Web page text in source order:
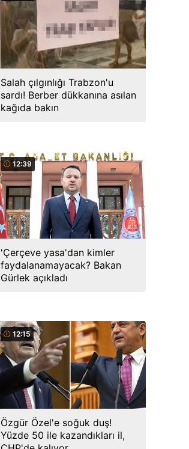
Salah çılgınlığı Trabzon'u
sardı! Berber dükkanına asılan
kağıda bakın
12:39
'Çerçeve yasa'dan kimler
faydalanamayacak? Bakan
Gürlek açıkladı
12:15
Özgür Özel'e soğuk duş!
Yüzde 50 ile kazandıkları il,